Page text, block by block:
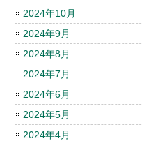
2024年10月
2024年9月
2024年8月
2024年7月
2024年6月
2024年5月
2024年4月